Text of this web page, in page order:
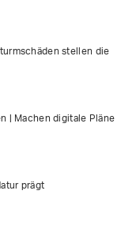
stellen die
| Machen digitale Pläne
prägt